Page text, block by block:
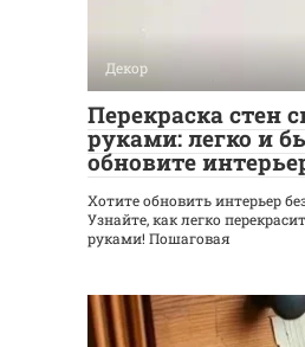
Декор
Перекраска стен
руками: легко и
обновите
Хотите обновить интерьер
Узнайте, как легко
руками! Пошаговая